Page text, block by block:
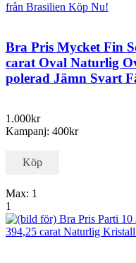
Bra Pris Mycket Fin
carat Oval Naturlig
polerad Jämn Svart
1.000kr
Kampanj: 400kr
Köp
Max: 1
1